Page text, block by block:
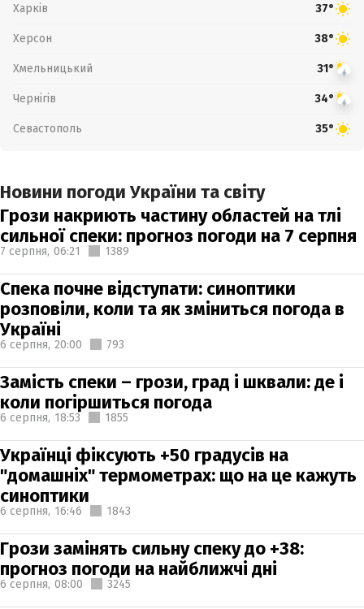
Харків 37°
Херсон 38°
Хмельницький 31°
Чернігів 34°
Севастополь 35°
Новини погоди України та світу
Грози накриють частину областей на тлі
сильної спеки: прогноз погоди на 7 серпня
7 серпня, 06:21 1389
Спека почне відступати: синоптики
розповіли, коли та як зміниться погода в
Україні
6 серпня, 20:00 793
Замість спеки – грози, град і шквали: де і
коли погіршиться погода
6 серпня, 18:53 1855
Українці фіксують +50 градусів на
"домашніх" термометрах: що на це кажуть
синоптики
6 серпня, 16:46 1843
Грози замінять сильну спеку до +38:
прогноз погоди на найближчі дні
6 серпня, 08:00 3245